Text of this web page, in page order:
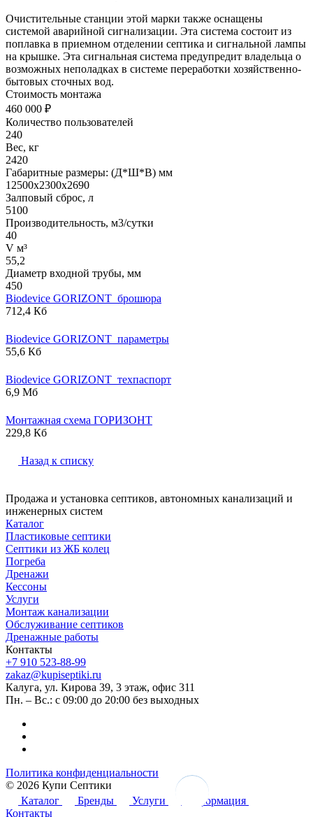
Очистительные станции этой марки также оснащены
системой аварийной сигнализации. Эта система состоит из
поплавка в приемном отделении септика и сигнальной лампы
на крышке. Эта сигнальная система предупредит владельца о
возможных неполадках в системе переработки хозяйственно-
бытовых сточных вод.
Стоимость монтажа
460 000 ₽
Количество пользователей
240
Вес, кг
2420
Габаритные размеры: (Д*Ш*В) мм
12500х2300х2690
Залповый сброс, л
5100
Производительность, м3/сутки
40
V м³
55,2
Диаметр входной трубы, мм
450
Biodevice GORIZONT_брошюра
712,4 Кб
Biodevice GORIZONT_параметры
55,6 Кб
Biodevice GORIZONT_техпаспорт
6,9 Мб
Монтажная схема ГОРИЗОНТ
229,8 Кб
Назад к списку
Продажа и установка септиков, автономных канализаций и
инженерных систем
Каталог
Пластиковые септики
Септики из ЖБ колец
Погреба
Дренажи
Кессоны
Услуги
Монтаж канализации
Обслуживание септиков
Дренажные работы
Контакты
+7 910 523-88-99
zakaz@kupiseptiki.ru
Калуга, ул. Кирова 39, 3 этаж, офис 311
Пн. – Вс.: с 09:00 до 20:00 без выходных
Политика конфиденциальности
© 2026 Купи Септики
Каталог
Бренды Услуги
Информация
Контакты